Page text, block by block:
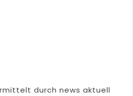
durch news aktuell